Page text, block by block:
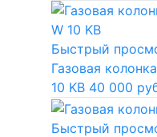
Быстрый
Газовая
10 KB 40 000
Быстрый